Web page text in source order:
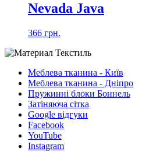
Nevada Java
366 грн.
Меблева тканина - Київ
Меблева тканина - Дніпро
Пружинні блоки Боннель
Затіняюча сітка
Google відгуки
Facebook
YouTube
Instagram